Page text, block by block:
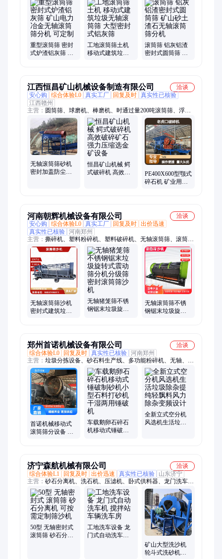
备、生活垃圾筛分设备、陈腐垃圾分选设备、建筑垃圾分拣设备
重型滚筒筛 密封
式炉渣铝灰筛 矿
工地滚筒筛土机
移动式建筑垃圾
滚筒筛 铝灰铝渣
密封式圆筒筛 矿
江西恒昌矿山机械设备制造有限公司
洽谈
安心购
综合体验L0 真实工厂 回复及时 真实性已核验
江西赣州
主营： 圆筒筛、球磨机、棒磨机、时通过量200吨滚筒筛、浮选
机、洗矿机、破碎机、制砂机、洗砂机、分级机、选矿摇床、螺
旋溜槽、跳汰机、振动筛、制沙机、洗沙机、选矿设备、选金设
备、金矿设备、选金生产线、金矿生产线、离心选矿机、尼尔森
选矿机、选矿离心机
无轴滚筒筛砂机
密封加盖防尘式
恒昌矿山机械 鳄
式破碎机 高效破
PE400X600型颚式
碎石机 矿业用大
河南朝辉机械设备有限公司
洽谈
安心购
综合体验L0 真实工厂 回复及时 出价迅速
真实性已核验 河南郑州
主营： 撕碎机、塑料粉碎机、塑料破碎机、无轴滚筒筛、滚筒筛
沙机、金属粉碎机、双轴撕碎机、单轴撕碎机、泥石分离机、滚
轴筛、土石分离机、筛石机、筛草机、筛粮食、筛土机、金属压
饼机、粉末压饼机
无轴滚筒筛沙机
密封式建筑垃圾
无轴猪笼筛不锈
钢锯末垃圾旋转
无轴滚筒筛不锈
钢锯末垃圾旋转
郑州首诺机械设备有限公司
洽谈
综合体验L0
回复及时 真实性已核验 河南郑州
主营： 垃圾分拣设备、砂石料生产线、多功能粉碎机、无轴、空
分机、泥石分离机、免蒸养轻质砖机、处理轮胎设备
首诺机械移动式
滚筒筛分设备 无
车载鹅卵石碎石
机移动式锤破制
全新立式空分机
风选机生活垃圾
济宁森航机械有限公司
洽谈
综合体验L1
回复及时 出价迅速 真实性已核验
山东济宁
主营： 砂石分离机、洗石机、压滤机、卧式供料器、龙门洗车
机、洗轮机、筛沙机、洗沙机、超声波洗石机
50型 无轴密封式
滚筒筛 砂石分离
工地洗车设备 龙
门式自动洗车机
矿山大型洗沙机
轮斗式洗砂机水